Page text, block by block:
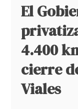
El
4.400
cierre
Viales